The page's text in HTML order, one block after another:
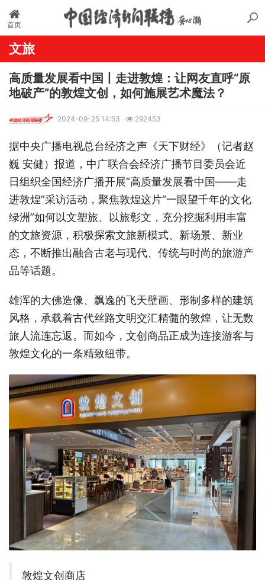
首页
文旅
高质量发展看中国丨走进敦煌：让网友直呼“原
地破产”的敦煌文创，如何施展艺术魔法？
2024-09-25 14:53 292453
据中央广播电视总台经济之声《天下财经》（记者赵
巍 安健）报道，中广联合会经济广播节目委员会近
日组织全国经济广播开展“高质量发展看中国——走
进敦煌”采访活动，聚焦敦煌这片“一眼望千年的文化
绿洲”如何以文塑旅、以旅彰文，充分挖掘利用丰富
的文旅资源，积极探索文旅新模式、新场景、新业
态，不断推出融合古老与现代、传统与时尚的旅游产
品等话题。
雄浑的大佛造像、飘逸的飞天壁画、形制多样的建筑
风格，承载着古代丝路文明交汇精髓的敦煌，让无数
旅人流连忘返。而如今，文创商品正成为连接游客与
敦煌文化的一条精致纽带。
敦煌文创商店